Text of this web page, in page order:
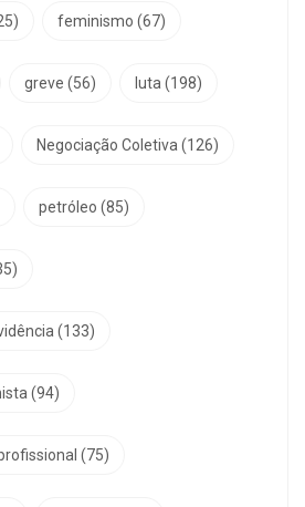
feminismo (67)
greve (56) luta(198)
Negociação Coletiva(126)
petróleo (85)
(133)
(94)
(75)